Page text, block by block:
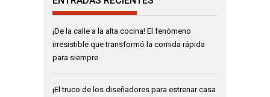
¡De la calle a la alta cocina! El fenómeno
irresistible que transformó la comida rápida
para siempre
¡El truco de los diseñadores para estrenar casa